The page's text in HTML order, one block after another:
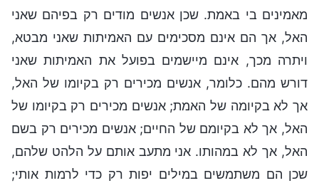
מאמינים בי באמת. שכן אנשים מודים רק בפיהם שאני
האל, אך הם אינם מסכימים עם האמיתות שאני מבטא,
ויתרה מכך, אינם מיישמים בפועל את האמיתות שאני
דורש מהם. כלומר, אנשים מכירים רק בקיומו של האל,
אך לא בקיומה של האמת; אנשים מכירים רק בקיומו של
האל, אך לא בקיומם של החיים; אנשים מכירים רק בשם
האל, אך לא במהותו. אני מתעב אותם על הלהט שלהם,
שכן הם משתמשים במילים יפות רק כדי לרמות אותי;